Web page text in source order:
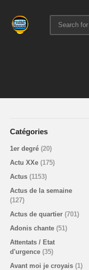
Catégories
1er degré (20)
Actu XXe (175)
Actus (1153)
Actus de la semaine
(127)
Actus de quartier (701)
Adonis chante (51)
Attentats / Etat
d'urgence (35)
Avant moi je croyais (1)